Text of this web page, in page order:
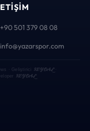
+90 501 379 08 08
info@yazarspor.com
· Geliştirici KEYDAL·
KEYDAL